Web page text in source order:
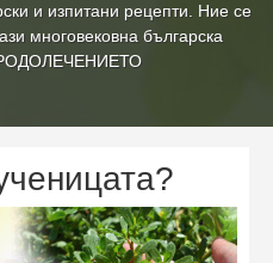
и изпитани рецепти. Ние се
многовековна българска